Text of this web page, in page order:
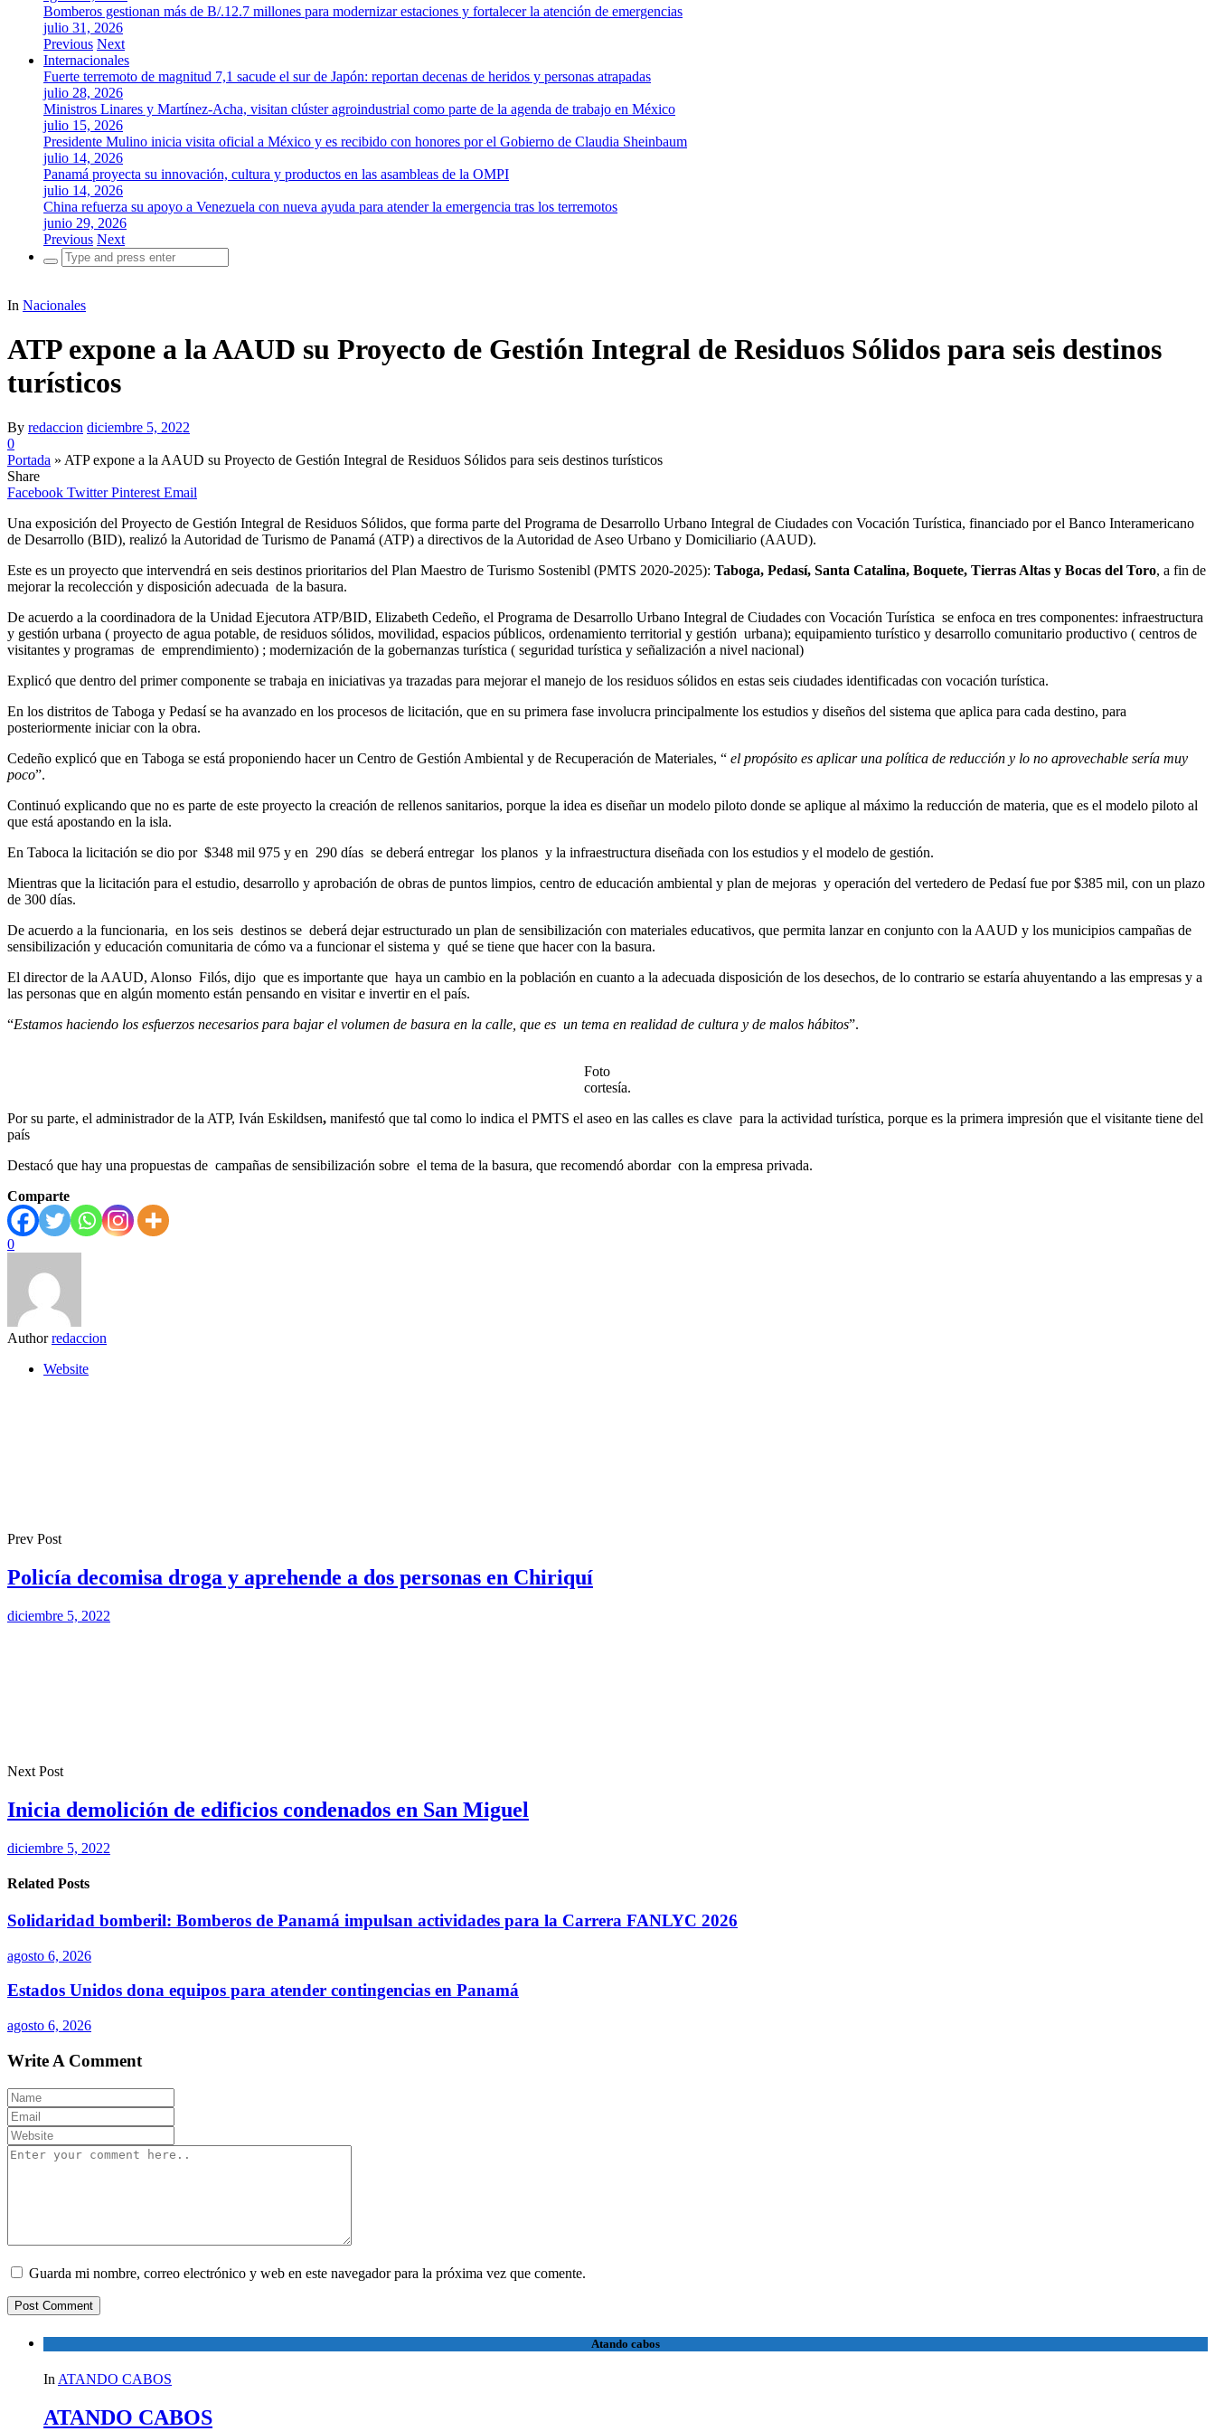
Bomberos gestionan más de B/.12.7 millones para modernizar estaciones y fortalecer la atención de emergencias
julio 31, 2026
Previous Next
Internacionales
Fuerte terremoto de magnitud 7,1 sacude el sur de Japón: reportan decenas de heridos y personas atrapadas
julio 28, 2026
Ministros Linares y Martínez-Acha, visitan clúster agroindustrial como parte de la agenda de trabajo en México
julio 15, 2026
Presidente Mulino inicia visita oficial a México y es recibido con honores por el Gobierno de Claudia Sheinbaum
julio 14, 2026
Panamá proyecta su innovación, cultura y productos en las asambleas de la OMPI
julio 14, 2026
China refuerza su apoyo a Venezuela con nueva ayuda para atender la emergencia tras los terremotos
junio 29, 2026
Previous Next
Search
for:
In Nacionales
ATP expone a la AAUD su Proyecto de Gestión Integral de Residuos Sólidos para seis destinos
turísticos
By redaccion diciembre 5, 2022
0
Portada » ATP expone a la AAUD su Proyecto de Gestión Integral de Residuos Sólidos para seis destinos turísticos
Share
Facebook Twitter Pinterest Email
Una exposición del Proyecto de Gestión Integral de Residuos Sólidos, que forma parte del Programa de Desarrollo Urbano Integral de Ciudades con Vocación Turística, financiado por el Banco Interamericano
de Desarrollo (BID), realizó la Autoridad de Turismo de Panamá (ATP) a directivos de la Autoridad de Aseo Urbano y Domiciliario (AAUD).
Este es un proyecto que intervendrá en seis destinos prioritarios del Plan Maestro de Turismo Sostenibl (PMTS 2020-2025): Taboga, Pedasí, Santa Catalina, Boquete, Tierras Altas y Bocas del Toro, a fin de
mejorar la recolección y disposición adecuada de la basura.
De acuerdo a la coordinadora de la Unidad Ejecutora ATP/BID, Elizabeth Cedeño, el Programa de Desarrollo Urbano Integral de Ciudades con Vocación Turística se enfoca en tres componentes: infraestructura
y gestión urbana ( proyecto de agua potable, de residuos sólidos, movilidad, espacios públicos, ordenamiento territorial y gestión urbana); equipamiento turístico y desarrollo comunitario productivo ( centros de
visitantes y programas de emprendimiento) ; modernización de la gobernanzas turística ( seguridad turística y señalización a nivel nacional)
Explicó que dentro del primer componente se trabaja en iniciativas ya trazadas para mejorar el manejo de los residuos sólidos en estas seis ciudades identificadas con vocación turística.
En los distritos de Taboga y Pedasí se ha avanzado en los procesos de licitación, que en su primera fase involucra principalmente los estudios y diseños del sistema que aplica para cada destino, para
posteriormente iniciar con la obra.
Cedeño explicó que en Taboga se está proponiendo hacer un Centro de Gestión Ambiental y de Recuperación de Materiales, “ el propósito es aplicar una política de reducción y lo no aprovechable sería muy
poco”.
Continuó explicando que no es parte de este proyecto la creación de rellenos sanitarios, porque la idea es diseñar un modelo piloto donde se aplique al máximo la reducción de materia, que es el modelo piloto al
que está apostando en la isla.
En Taboca la licitación se dio por $348 mil 975 y en 290 días se deberá entregar los planos y la infraestructura diseñada con los estudios y el modelo de gestión.
Mientras que la licitación para el estudio, desarrollo y aprobación de obras de puntos limpios, centro de educación ambiental y plan de mejoras y operación del vertedero de Pedasí fue por $385 mil, con un plazo
de 300 días.
De acuerdo a la funcionaria, en los seis destinos se deberá dejar estructurado un plan de sensibilización con materiales educativos, que permita lanzar en conjunto con la AAUD y los municipios campañas de
sensibilización y educación comunitaria de cómo va a funcionar el sistema y qué se tiene que hacer con la basura.
El director de la AAUD, Alonso Filós, dijo que es importante que haya un cambio en la población en cuanto a la adecuada disposición de los desechos, de lo contrario se estaría ahuyentando a las empresas y a
las personas que en algún momento están pensando en visitar e invertir en el país.
“Estamos haciendo los esfuerzos necesarios para bajar el volumen de basura en la calle, que es un tema en realidad de cultura y de malos hábitos”.
Foto
cortesía.
Por su parte, el administrador de la ATP, Iván Eskildsen, manifestó que tal como lo indica el PMTS el aseo en las calles es clave para la actividad turística, porque es la primera impresión que el visitante tiene del
país
Destacó que hay una propuestas de campañas de sensibilización sobre el tema de la basura, que recomendó abordar con la empresa privada.
Comparte
0
Author redaccion
Website
Prev Post
Policía decomisa droga y aprehende a dos personas en Chiriquí
diciembre 5, 2022
Next Post
Inicia demolición de edificios condenados en San Miguel
diciembre 5, 2022
Related Posts
Solidaridad bomberil: Bomberos de Panamá impulsan actividades para la Carrera FANLYC 2026
agosto 6, 2026
Estados Unidos dona equipos para atender contingencias en Panamá
agosto 6, 2026
Write A Comment
Guarda mi nombre, correo electrónico y web en este navegador para la próxima vez que comente.
Atando cabos
In ATANDO CABOS
ATANDO CABOS